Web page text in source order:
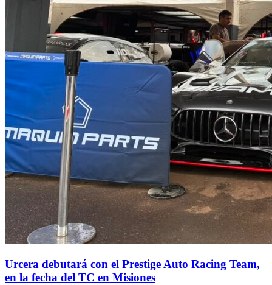
Urcera debutará con el Prestige Auto Racing Team,
en la fecha del TC en Misiones